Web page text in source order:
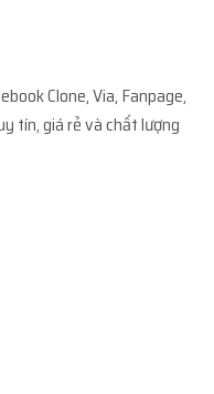
Clone, Via, Fanpage,
tín, giá rẻ và chất lượng